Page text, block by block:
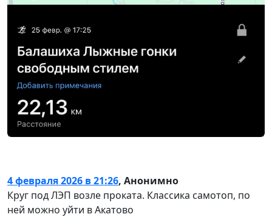
4 февраля 2026 в 21:26, Анонимно
Круг под ЛЭП возле проката. Классика самотоп, по
ней можно уйти в Акатово